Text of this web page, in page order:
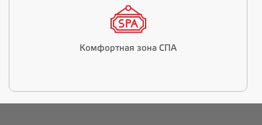
Комфортная зона СПА